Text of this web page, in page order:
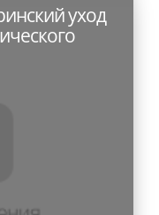
уход